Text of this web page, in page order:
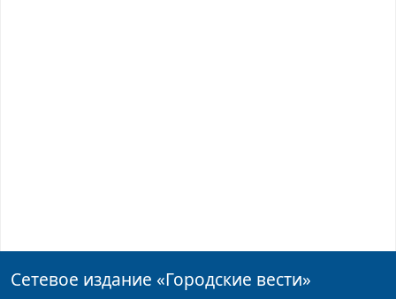
Сетевое издание «Городские вести»